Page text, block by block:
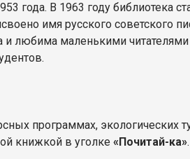
года. В 1963 году библиотека
имя русского советского
любима маленькими читателями
программах, экологических
книжкой в уголке«Почитай-ка».